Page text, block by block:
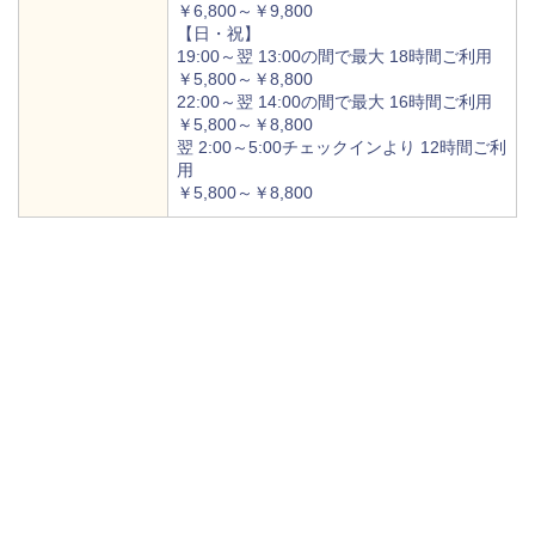
￥6,800～￥9,800
【日・祝】
19:00～翌 13:00の間で最大 18時間ご利用
￥5,800～￥8,800
22:00～翌 14:00の間で最大 16時間ご利用
￥5,800～￥8,800
翌 2:00～5:00チェックインより 12時間ご利
用
￥5,800～￥8,800